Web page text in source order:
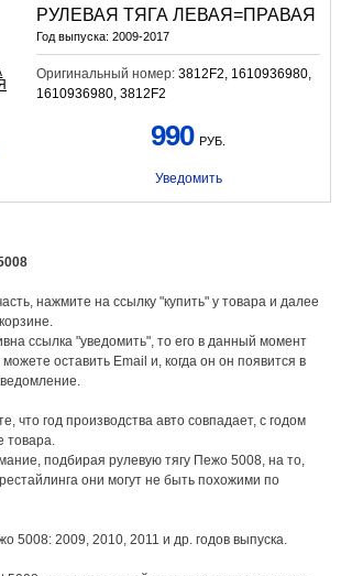
РУЛЕВАЯ ТЯГА ЛЕВАЯ=ПРАВАЯ
Год выпуска: 2009-2017
Оригинальный номер: 3812F2, 1610936980,
1610936980, 3812F2
990 РУБ.
Уведомить
нажмите на ссылку "купить" у товара и далее
ссылка "уведомить", то его в данный момент
оставить Email и, когда он он появится в
что год производства авто совпадает, с годом
товара.
подбирая рулевую тягу Пежо 5008, на то,
они могут не быть похожими по
5008: 2009, 2010, 2011 и др. годов выпуска.